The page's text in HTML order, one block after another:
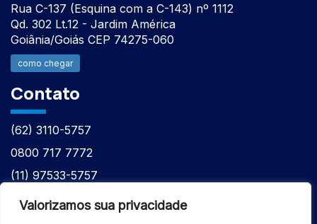
Valorizamos sua privacidade
Rua C-137 (Esquina com a C-143) nº 1112
Qd. 302 Lt.12 - Jardim América
Goiânia/Goiás CEP 74275-060
como chegar
Contato
(62) 3110-5757
0800 717 7772
(11) 97533-5757
(62) 98610-7777